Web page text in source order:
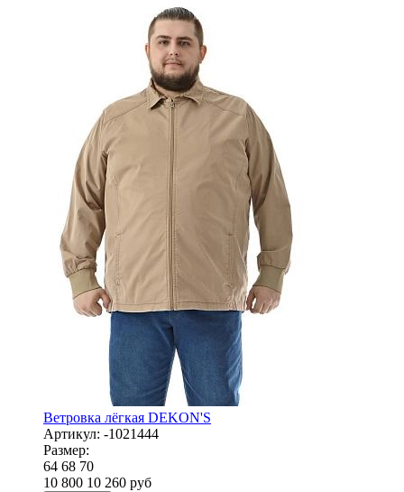
Ветровка лёгкая DEKON'S
Артикул: -1021444
Размер:
64 68 70
10 800 10 260 руб